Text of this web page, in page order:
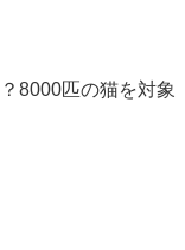
8000匹の猫を対象